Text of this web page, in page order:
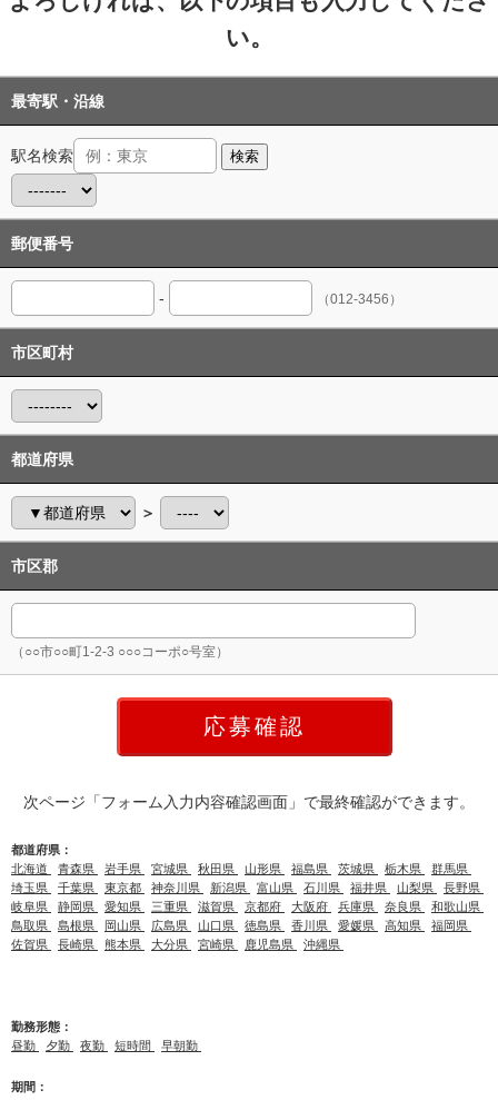
い。
最寄駅・沿線
駅名検索 検索
郵便番号
- （012-3456）
市区町村
都道府県
＞
市区郡
（○○市○○町1-2-3 ○○○コーポ○号室）
次ページ「フォーム入力内容確認画面」で最終確認ができます。
都道府県：
北海道
青森県 岩手県 宮城県 秋田県 山形県 福島県 茨城県 栃木県
群馬県
埼玉県
千葉県 東京都 神奈川県 新潟県 富山県 石川県 福井県 山梨県
長野県
岐阜県
静岡県 愛知県 三重県 滋賀県 京都府 大阪府 兵庫県 奈良県
和歌山県
鳥取県
島根県 岡山県 広島県 山口県 徳島県 香川県 愛媛県 高知県
福岡県
佐賀県
長崎県 熊本県 大分県 宮崎県 鹿児島県 沖縄県
勤務形態：
昼勤
夕勤 夜勤 短時間 早朝勤
期間：